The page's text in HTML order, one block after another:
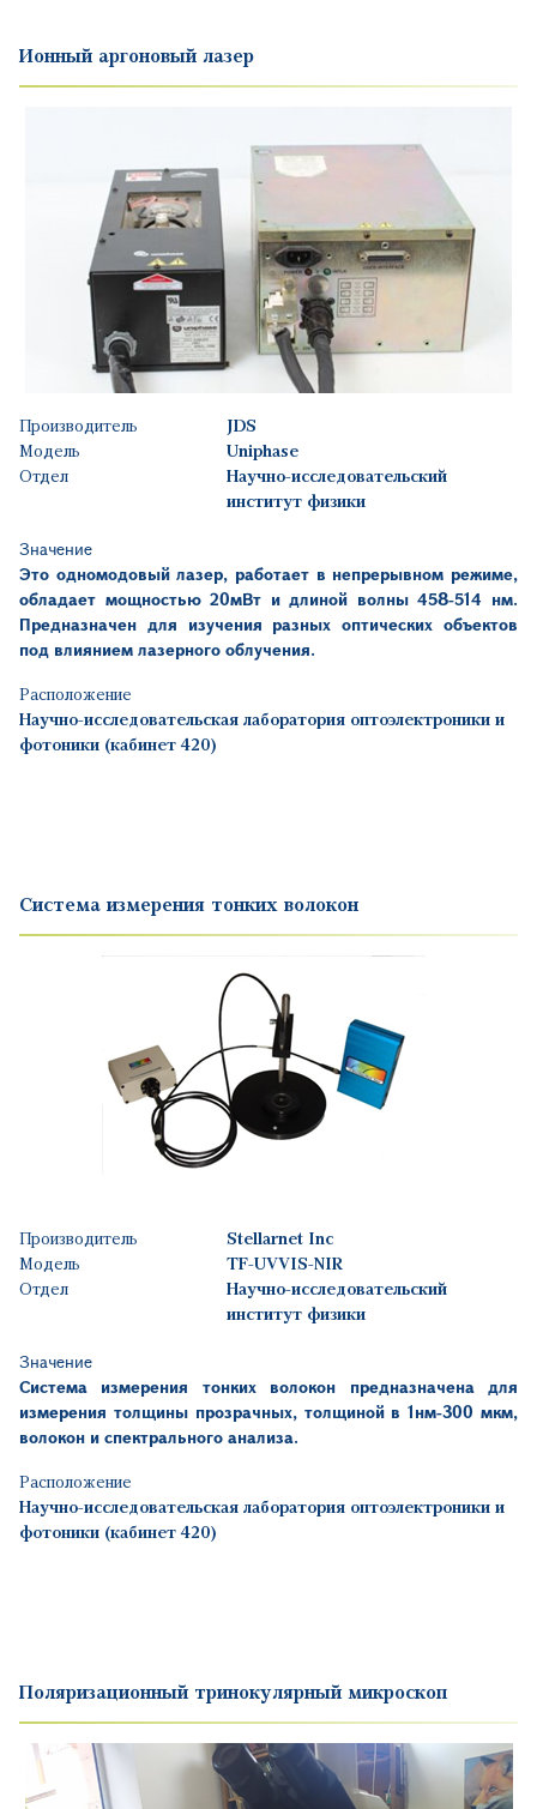
Ионный аргоновый лазер
Производитель
JDS
Модель
Uniphase
Отдел
Научно-исследовательский
институт физики
Значение
Это одномодовый лазер, работает в непрерывном режиме,
обладает мощностью 20мВт и длиной волны 458-514 нм.
Предназначен для изучения разных оптических объектов
под влиянием лазерного облучения.
Расположение
Научно-исследовательская лаборатория оптоэлектроники и
фотоники (кабинет 420)
Система измерения тонких волокон
Производитель
Stellarnet Inc
Модель
TF-UVVIS-NIR
Отдел
Научно-исследовательский
институт физики
Значение
Система измерения тонких волокон предназначена для
измерения толщины прозрачных, толщиной в 1нм-300 мкм,
волокон и спектрального анализа.
Расположение
Научно-исследовательская лаборатория оптоэлектроники и
фотоники (кабинет 420)
Поляризационный тринокулярный микроскоп